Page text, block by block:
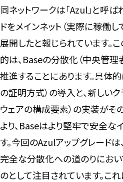
同ネットワークは「Azul」と呼
ドをメインネット（実際に稼働
展開したと報じられています。
的は、Baseの分散化（中央管理
推進することにあります。具体
の証明方式）の導入と、新しいク
ウェアの構成要素）の実装がそ
より、Baseはより堅牢で安全な
す。今回のAzulアップグレード
完全な分散化への道のりにお
のとして注目されています。こ